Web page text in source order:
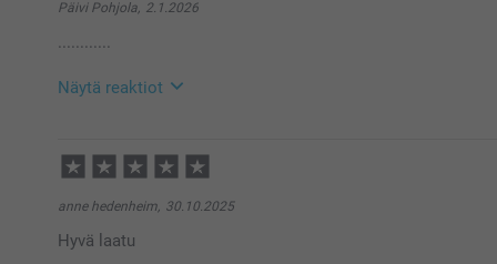
Kiitos palautteesta. Ikävä kuulla että et ole
😊
Kirsi @smartphoto
Päivi Pohjola, 2.1.2026
............
Näytä reaktiot
15:34
Hei Päivi!
Kiitokset palautteestasi, olemme kiitollisia siitä 🌸
Lämpimin terveisin
anne hedenheim, 30.10.2025
Hyvä laatu